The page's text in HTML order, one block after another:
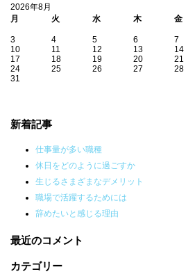
2026年8月
月
火 水 木 金
3
4 5 6 7
10
11 12 13 14
17
18 19 20 21
24
25 26 27 28
31
新着記事
仕事量が多い職種
休日をどのように過ごすか
生じるさまざまなデメリット
職場で活躍するためには
辞めたいと感じる理由
最近のコメント
カテゴリー